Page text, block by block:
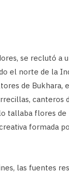
se reclutó a
el norte de la
de Bukhara,
canteros
tallaba flores
formada
las fuentes